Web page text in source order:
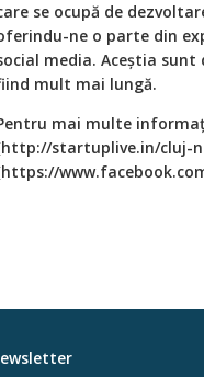
se ocupă de
ne o parte din
media. Aceştia
mult mai lungă.
mai multe
startuplive.in/cluj-